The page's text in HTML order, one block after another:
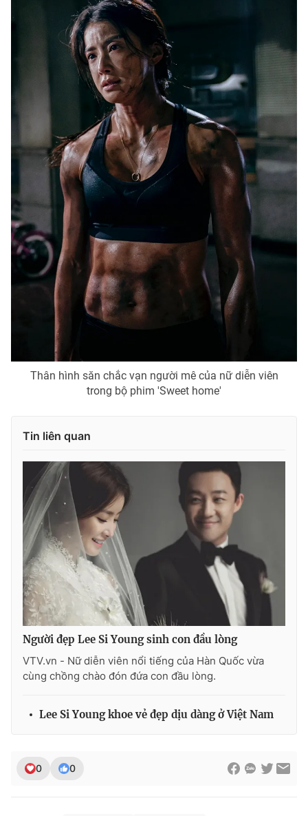
Thân hình săn chắc vạn người mê của nữ diễn viên
trong bộ phim 'Sweet home'
Tin liên quan
Người đẹp Lee Si Young sinh con đầu lòng
VTV.vn - Nữ diễn viên nổi tiếng của Hàn Quốc vừa
cùng chồng chào đón đứa con đầu lòng.
Lee Si Young khoe vẻ đẹp dịu dàng ở Việt Nam
0 0